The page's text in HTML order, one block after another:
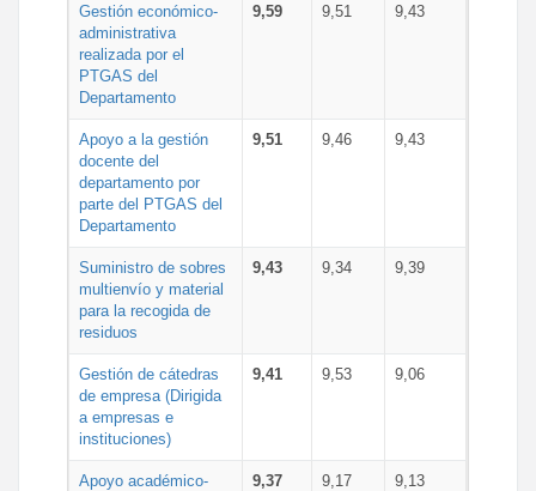
Gestión económico-
administrativa
realizada por el
PTGAS del
Departamento
9,59 9,51 9,43
Apoyo a la gestión
docente del
departamento por
parte del PTGAS del
Departamento
9,51 9,46 9,43
Suministro de sobres
multienvío y material
para la recogida de
residuos
9,43 9,34 9,39
Gestión de cátedras
de empresa (Dirigida
a empresas e
instituciones)
9,41 9,53 9,06
Apoyo académico-
9,37 9,17 9,13